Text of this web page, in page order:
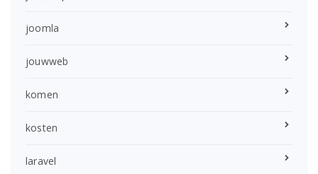
joomla
jouwweb
komen
kosten
laravel